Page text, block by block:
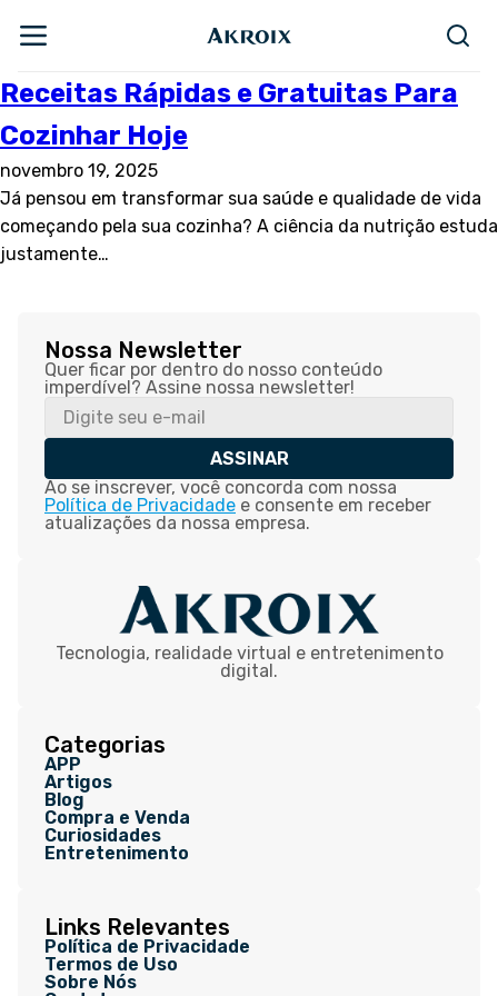
Receitas Rápidas e Gratuitas Para
Cozinhar Hoje
novembro 19, 2025
Já pensou em transformar sua saúde e qualidade de vida
começando pela sua cozinha? A ciência da nutrição estuda
justamente…
Nossa Newsletter
Quer ficar por dentro do nosso conteúdo
imperdível? Assine nossa newsletter!
ASSINAR
Ao se inscrever, você concorda com nossa
Política de Privacidade e consente em receber
atualizações da nossa empresa.
Tecnologia, realidade virtual e entretenimento
digital.
Categorias
APP
Artigos
Blog
Compra e Venda
Curiosidades
Entretenimento
Links Relevantes
Política de Privacidade
Termos de Uso
Sobre Nós